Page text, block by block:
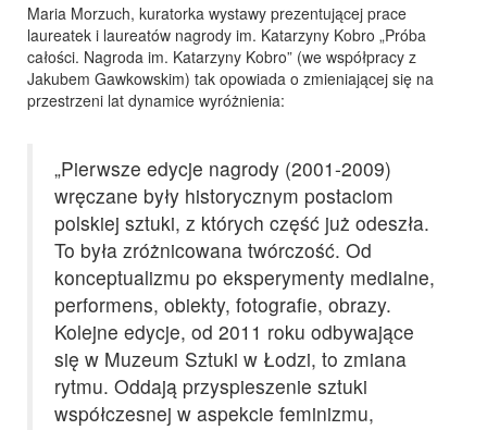
Maria Morzuch, kuratorka wystawy prezentującej prace
laureatek i laureatów nagrody im. Katarzyny Kobro „Próba
całości. Nagroda im. Katarzyny Kobro” (we współpracy z
Jakubem Gawkowskim) tak opowiada o zmieniającej się na
przestrzeni lat dynamice wyróżnienia:
„Pierwsze edycje nagrody (2001-2009)
wręczane były historycznym postaciom
polskiej sztuki, z których część już odeszła.
To była zróżnicowana twórczość. Od
konceptualizmu po eksperymenty medialne,
performens, obiekty, fotografie, obrazy.
Kolejne edycje, od 2011 roku odbywające
się w Muzeum Sztuki w Łodzi, to zmiana
rytmu. Oddają przyspieszenie sztuki
współczesnej w aspekcie feminizmu,